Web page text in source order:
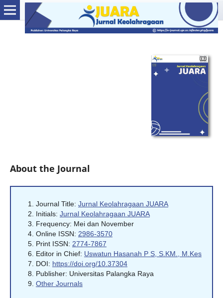
About the Journal
Journal Title: Jurnal Keolahragaan JUARA
Initials: Jurnal Keolahragaan JUARA
Frequency: Mei dan November
Online ISSN: 2986-3570
Print ISSN: 2774-7867
Editor in Chief: Uswatun Hasanah P S, S.KM., M.Kes
DOI: https://doi.org/10.37304
Publisher: Universitas Palangka Raya
Other Journals